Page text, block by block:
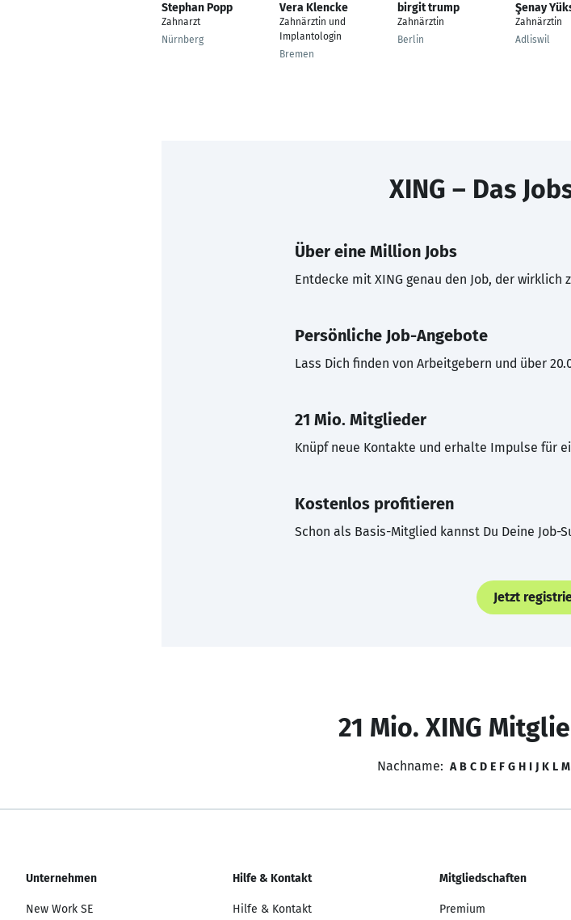
Stephan Popp
Zahnarzt
Nürnberg
Vera Klencke
Zahnärztin und
Implantologin
Bremen
birgit trump
Zahnärztin
Berlin
Şenay
Zahnärztin
Adliswil
XING – Das
Über eine Million Jobs
Entdecke mit XING genau den Job, der wirklich
Persönliche Job-Angebote
Lass Dich finden von Arbeitgebern und über
21 Mio. Mitglieder
Knüpf neue Kontakte und erhalte Impulse für
Kostenlos profitieren
Schon als Basis-Mitglied kannst Du Deine Job-
Jetzt
21 Mio. XING
Nachname: A B C D E F G H I J K L M
Unternehmen
New Work SE
Hilfe & Kontakt
Hilfe & Kontakt
Mitgliedschaften
Premium